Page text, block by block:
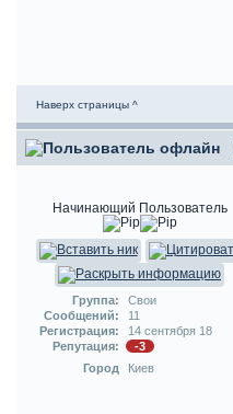
Наверх страницы ^
Начинающий Пользователь
Группа:
Свои
Сообщений:
11
Регистрация:
14 сентября 18
Репутация:
-3
Город
Киев